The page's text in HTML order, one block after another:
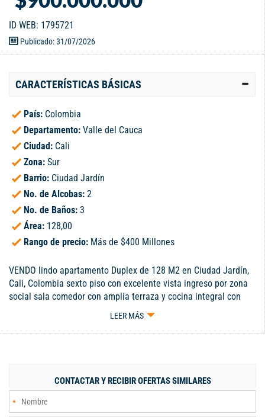
ID WEB: 1795721
Publicado: 31/07/2026
CARACTERÍSTICAS BÁSICAS
País: Colombia
Departamento: Valle del Cauca
Ciudad: Cali
Zona: Sur
Barrio: Ciudad Jardín
No. de Alcobas: 2
No. de Baños: 3
Área: 128,00
Rango de precio: Más de $400 Millones
VENDO lindo apartamento Duplex de 128 M2 en Ciudad Jardín,
Cali, Colombia sexto piso con excelente vista ingreso por zona
social sala comedor con amplia terraza y cocina integral con
excente vista, en el piso inferior cuenta con dos amplias
habitaciones con baño, walking Closet y terraza cada una y Star
de TV, el edificio cuenta con gimnasio salón social y
comercio variado a solo unas cuadras El lugar ideal para vivir,
será un placer enseñárselo.
LEER MÁS
CONTACTAR Y RECIBIR OFERTAS SIMILARES